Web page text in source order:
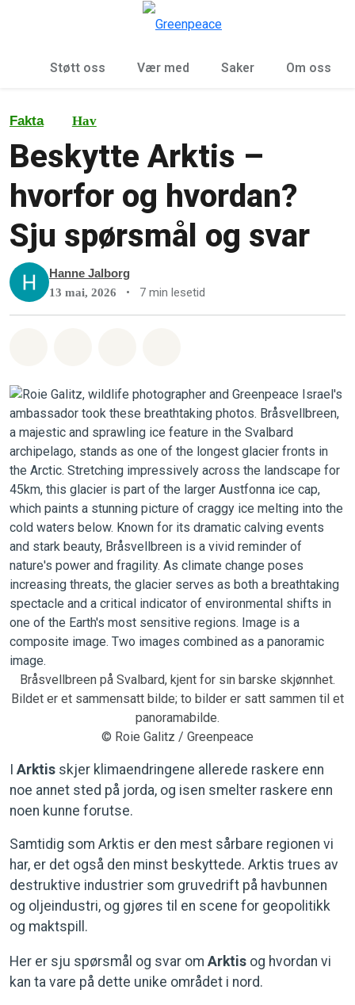
Støtt oss Vær med Saker Om oss
Fakta Hav
Beskytte Arktis –
hvorfor og hvordan?
Sju spørsmål og svar
Hanne Jalborg
13 mai, 2026 • 7 min lesetid
Bråsvellbreen på Svalbard, kjent for sin barske skjønnhet.
Bildet er et sammensatt bilde; to bilder er satt sammen til et
panoramabilde.
© Roie Galitz / Greenpeace
Arktis skjer klimaendringene allerede raskere enn
noe annet sted på jorda, og isen smelter raskere enn
noen kunne forutse.
Samtidig som Arktis er den mest sårbare regionen vi
har, er det også den minst beskyttede. Arktis trues av
destruktive industrier som gruvedrift på havbunnen
og oljeindustri, og gjøres til en scene for geopolitikk
og maktspill.
Her er sju spørsmål og svar om Arktis og hvordan vi
kan ta vare på dette unike området i nord.